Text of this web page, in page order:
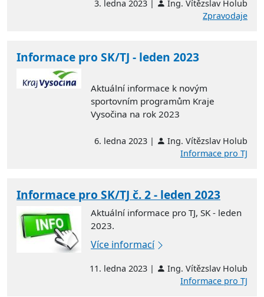
3. ledna 2023 |
Ing. Vítězslav Holub
Zpravodaje
Informace pro SK/TJ - leden 2023
Aktuální informace k novým
sportovním programům Kraje
Vysočina na rok 2023
6. ledna 2023 |
Ing. Vítězslav Holub
Informace pro TJ
Informace pro SK/TJ č. 2 - leden 2023
Aktuální informace pro TJ, SK - leden
2023.
Více informací
11. ledna 2023 |
Ing. Vítězslav Holub
Informace pro TJ